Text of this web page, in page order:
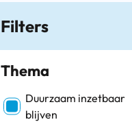
Filters
Thema
Filter op Thema
Duurzaam inzetbaar
blijven